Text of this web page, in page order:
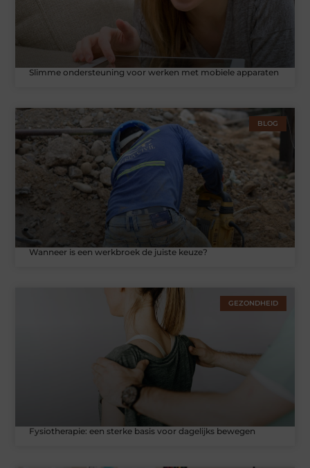
Slimme ondersteuning voor werken met mobiele apparaten
BLOG
Wanneer is een werkbroek de juiste keuze?
GEZONDHEID
Fysiotherapie: een sterke basis voor dagelijks bewegen